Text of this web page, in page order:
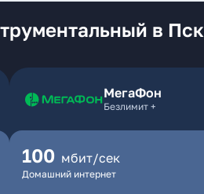
в
МегаФон
Безлимит +
100 мбит/сек
Домашний интернет